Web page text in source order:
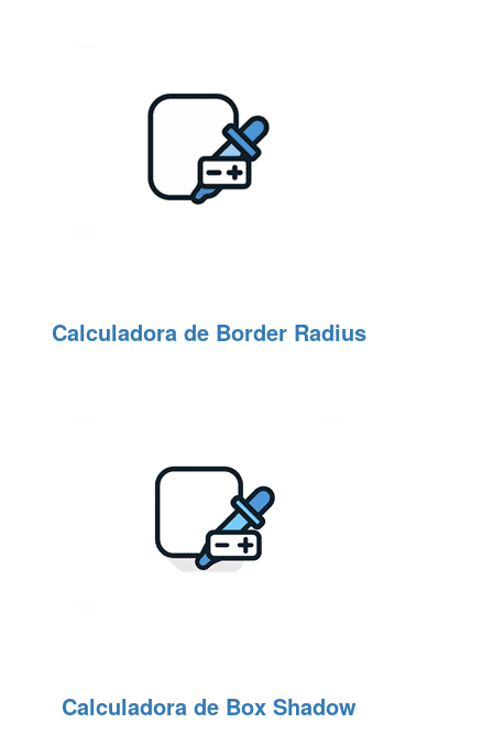
Calculadora de Border Radius
Calculadora de Box Shadow